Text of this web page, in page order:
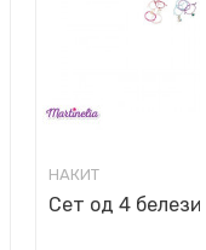
НАКИТ
Сет од 4